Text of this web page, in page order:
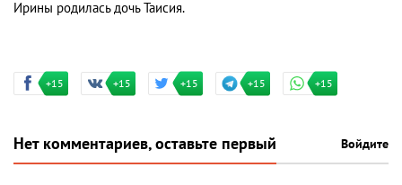
Ирины родилась дочь Таисия.
+15 +15 +15 +15 +15
Нет комментариев, оставьте первый Войдите